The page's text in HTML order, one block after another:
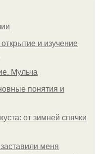
и изучение
Мульча
понятия и
от зимней спячки
меня